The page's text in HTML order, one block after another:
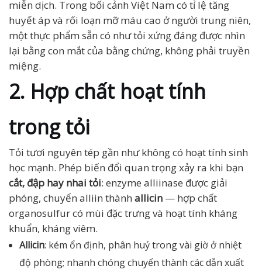
miễn dịch. Trong bối cảnh Việt Nam có tỉ lệ tăng
huyết áp và rối loạn mỡ máu cao ở người trung niên,
một thực phẩm sẵn có như tỏi xứng đáng được nhìn
lại bằng con mắt của bằng chứng, không phải truyền
miệng.
2. Hợp chất hoạt tính
trong tỏi
Tỏi tươi nguyên tép gần như không có hoạt tính sinh
học mạnh. Phép biến đổi quan trọng xảy ra khi bạn
cắt, đập hay nhai tỏi: enzyme alliinase được giải
phóng, chuyển alliin thành allicin — hợp chất
organosulfur có mùi đặc trưng và hoạt tính kháng
khuẩn, kháng viêm.
Allicin: kém ổn định, phân huỷ trong vài giờ ở nhiệt
độ phòng; nhanh chóng chuyển thành các dẫn xuất